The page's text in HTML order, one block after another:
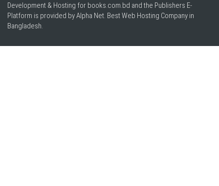
Development & Hosting for books.com.bd and the Publishers E-
Platform is provided by Alpha Net. BestWeb Hosting Company in
Bangladesh.